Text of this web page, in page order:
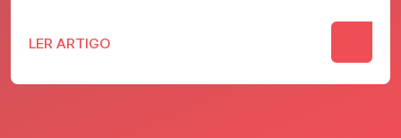
LER ARTIGO